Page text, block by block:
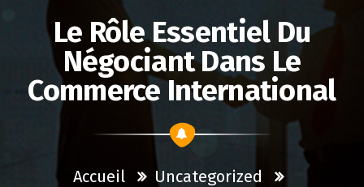
Le Rôle Essentiel Du
Négociant Dans Le
Commerce International
Accueil
Uncategorized